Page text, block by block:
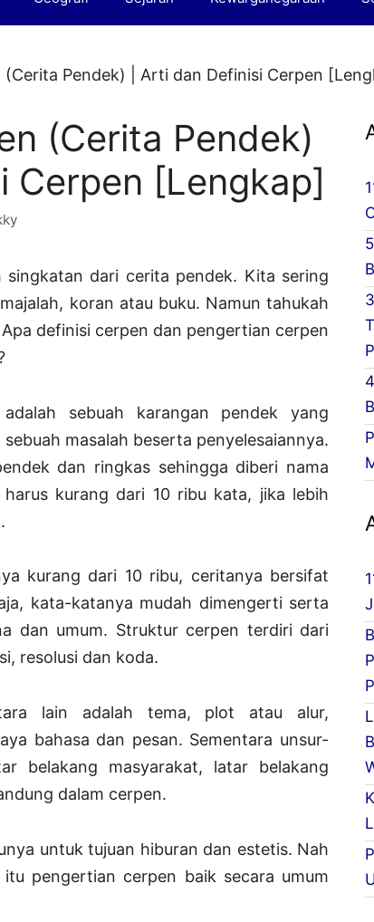
(Cerita Pendek) | Arti dan Definisi Cerpen
(Cerita Pendek)
Cerpen [Lengkap]
singkatan dari cerita pendek. Kita sering
koran atau buku. Namun tahukah
definisi cerpen dan pengertian cerpen
sebuah karangan pendek yang
masalah beserta penyelesaiannya.
dan ringkas sehingga diberi nama
kurang dari 10 ribu kata, jika lebih
kurang dari 10 ribu, ceritanya bersifat
kata-katanya mudah dimengerti serta
dan umum. Struktur cerpen terdiri dari
resolusi dan koda.
lain adalah tema, plot atau alur,
bahasa dan pesan. Sementara unsur-
belakang masyarakat, latar belakang
dalam cerpen.
untuk tujuan hiburan dan estetis. Nah
pengertian cerpen baik secara umum